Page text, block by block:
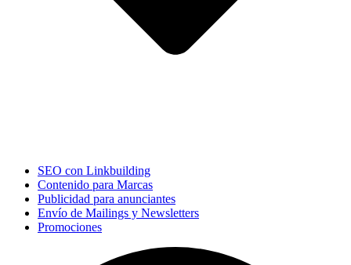
SEO con Linkbuilding
Contenido para Marcas
Publicidad para anunciantes
Envío de Mailings y Newsletters
Promociones